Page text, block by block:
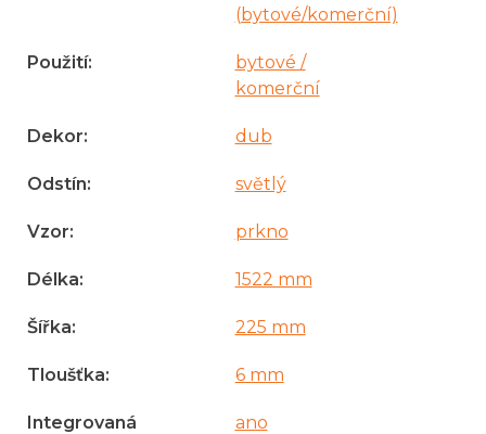
(bytové/komerční)
Použití:
bytové /
komerční
Dekor: dub
Odstín: světlý
Vzor: prkno
Délka: 1522 mm
Šířka: 225 mm
Tloušťka: 6 mm
Integrovaná
ano